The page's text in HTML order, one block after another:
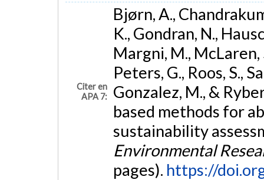
Citer en
APA 7:
Bjørn, A.,
K., Gondran, N.,
Margni, M., McLaren,
Peters, G., Roos, S.,
Gonzalez, M., &
based methods for
sustainability
Environmental
pages). https://